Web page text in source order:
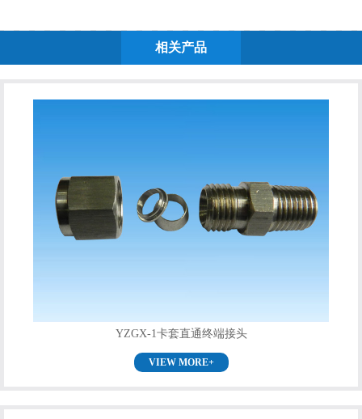
相关产品
YZGX-1卡套直通终端接头
VIEW MORE+